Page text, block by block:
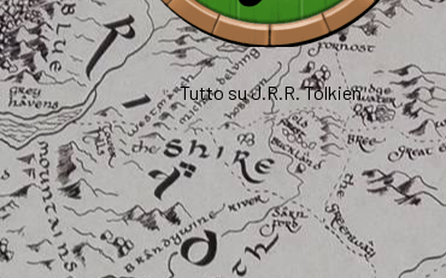
Tutto su J.R.R. Tolkien